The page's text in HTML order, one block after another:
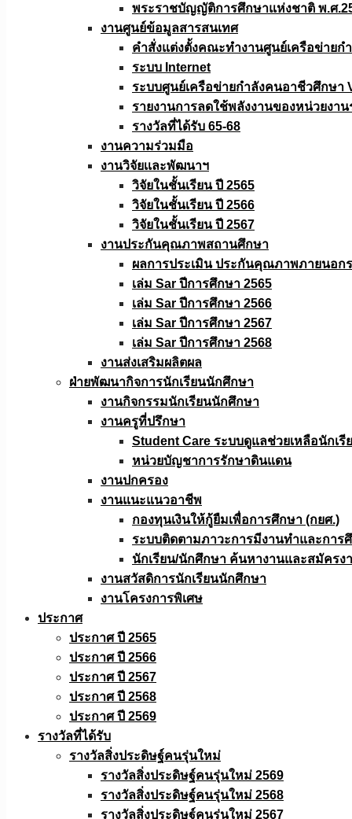
พระราชบัญญัติการศึกษาแห่งชาติ พ.ศ
งานศูนย์ข้อมูลสารสนเทศ
คำสั่งแต่งตั้งคณะทำงานศูนย์เครือข่าย
ระบบ Internet
ระบบศูนย์เครือข่ายกำลังคนอาชีวศึกษา
รายงานการลดใช้พลังงานของหน่วยงา
รางวัลที่ได้รับ 65-68
งานความร่วมมือ
งานวิจัยเเละพัฒนาฯ
วิจัยในชั้นเรียน ปี 2565
วิจัยในชั้นเรียน ปี 2566
วิจัยในชั้นเรียน ปี 2567
งานประกันคุณภาพสถานศึกษา
ผลการประเมิน ประกันคุณภาพภายนอก
เล่ม Sar ปีการศึกษา 2565
เล่ม Sar ปีการศึกษา 2566
เล่ม Sar ปีการศึกษา 2567
เล่ม Sar ปีการศึกษา 2568
งานส่งเสริมผลิตผล
ฝ่ายพัฒนากิจการนักเรียนนักศึกษา
งานกิจกรรมนักเรียนนักศึกษา
งานครูที่ปรึกษา
Student Care ระบบดูแลช่วยเหลือนักเรี
หน่วยบัญชาการรักษาดินแดน
งานปกครอง
งานแนะแนวอาชีพ
กองทุนเงินให้กู้ยืมเพื่อการศึกษา (กยศ.)
ระบบติดตามภาวะการมีงานทำและการ
นักเรียน/นักศึกษา ค้นหางานและสมัครง
งานสวัสดิการนักเรียนนักศึกษา
งานโครงการพิเศษ
ประกาศ
ประกาศ ปี 2565
ประกาศ ปี 2566
ประกาศ ปี 2567
ประกาศ ปี 2568
ประกาศ ปี 2569
รางวัลที่ได้รับ
รางวัลสิ่งประดิษฐ์คนรุ่นใหม่
รางวัลสิ่งประดิษฐ์คนรุ่นใหม่ 2569
รางวัลสิ่งประดิษฐ์คนรุ่นใหม่ 2568
รางวัลสิ่งประดิษฐ์คนรุ่นใหม่ 2567